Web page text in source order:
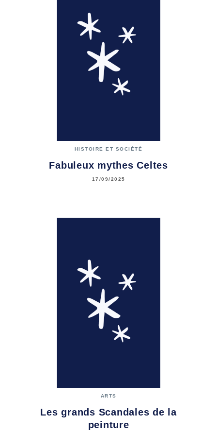
HISTOIRE ET SOCIÉTÉ
Fabuleux mythes Celtes
17/09/2025
ARTS
Les grands Scandales de la
peinture